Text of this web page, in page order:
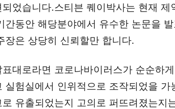
었습니다.스티븐 퀘이박사는 현재
간동안 해당분야에서 유수한 논문을
장은 상당히 신뢰할만 합니다.
표대로라면 코로나바이러스가 순순하
실험실에서 인위적으로 조작되었을
유출되었는지 고의로 퍼뜨려졌는지